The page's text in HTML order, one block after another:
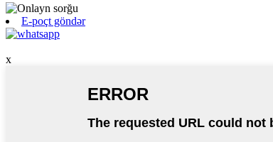
E-poçt göndər
x